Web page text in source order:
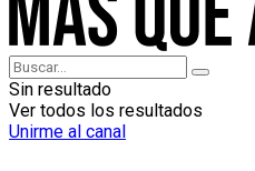
Sin resultado
Ver todos los resultados
Unirme al canal